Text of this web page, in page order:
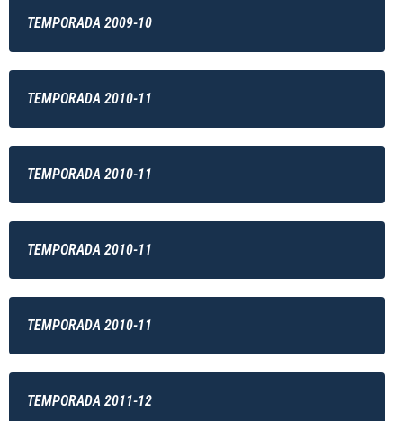
TEMPORADA 2009-10
TEMPORADA 2010-11
TEMPORADA 2010-11
TEMPORADA 2010-11
TEMPORADA 2010-11
TEMPORADA 2011-12